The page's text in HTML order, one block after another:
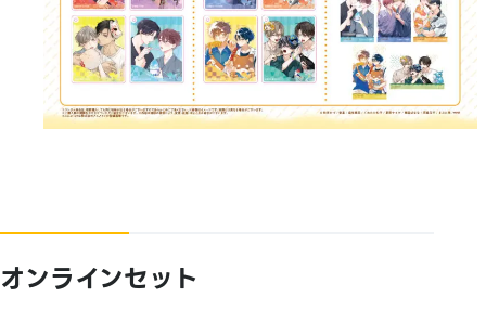
オンラインセット